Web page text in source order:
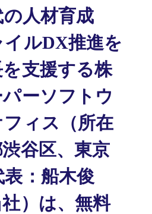
人材育成
イルDX推進を
支援する株
ーソフトウ
ィス（所在
谷区、東京
：船木俊
）は、無料